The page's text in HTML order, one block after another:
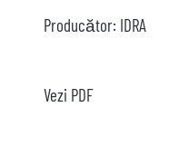
Model
Încălzire
Producător: IDRA
Vezi PDF